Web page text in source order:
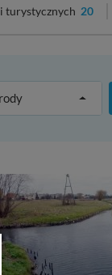
turystycznych 20